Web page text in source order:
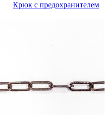
Крюк с предохранителем